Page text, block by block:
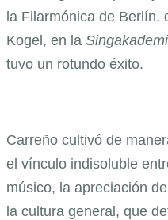
la Filarmónica de Berlín,
Kogel, en la
tuvo un rotundo éxito.
Carreño cultivó de
el vínculo indisoluble
músico, la apreciación
la cultura general, que